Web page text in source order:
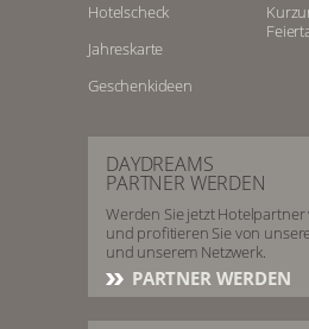
Hotelscheck
Jahreskarte
Geschenkideen
DAYDREAMS
PARTNER WERDEN
Werden Sie jetzt
und profitieren Sie von
und unserem Netzwerk.
PARTNER WERDEN